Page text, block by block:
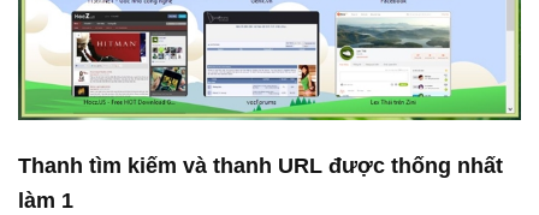
Thanh tìm kiếm và thanh URL được thống nhất
làm 1